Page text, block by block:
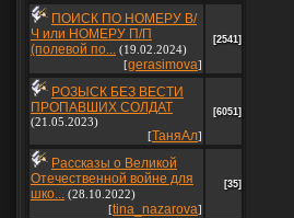
ПОИСК ПО НОМЕРУ В/
Ч или НОМЕРУ П/П
(полевой по... (19.02.2024)
[gerasimova]
[2541]
РОЗЫСК БЕЗ ВЕСТИ
ПРОПАВШИХ СОЛДАТ
(21.05.2023)
[ТаняАл]
[6051]
Рассказы о Великой
Отечественной войне для
шко... (28.10.2022)
[tina_nazarova]
[35]